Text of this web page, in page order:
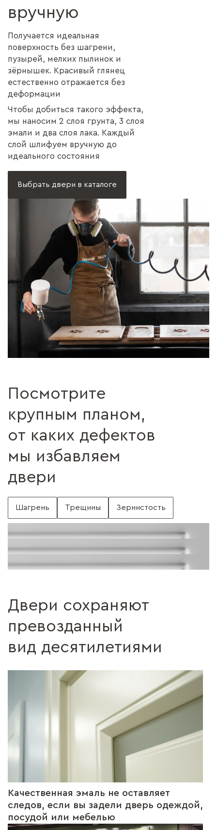
вручную
Получается идеальная
поверхность без шагрени,
пузырей, мелких пылинок и
зёрнышек. Красивый глянец
естественно отражается без
деформации
Чтобы добиться такого эффекта,
мы наносим 2 слоя грунта, 3 слоя
эмали и два слоя лака. Каждый
слой шлифуем вручную до
идеального состояния
Выбрать двери в каталоге
Посмотрите
крупным планом,
от каких дефектов
мы избавляем
двери
Шагрень Трещины Зернистость
Поверхность без шагрени
Без трещин
Без зернистости
Двери сохраняют
превозданный
вид десятилетиями
Качественная эмаль не оставляет
следов, если вы задели дверь одеждой,
посудой или мебелью